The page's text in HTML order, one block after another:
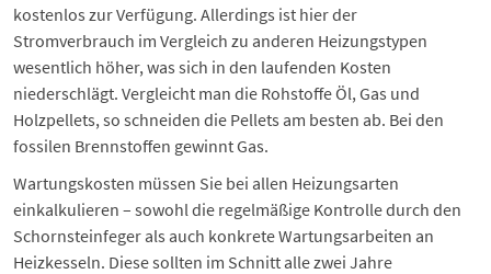
kostenlos zur Verfügung. Allerdings ist hier der
Stromverbrauch im Vergleich zu anderen Heizungstypen
wesentlich höher, was sich in den laufenden Kosten
niederschlägt. Vergleicht man die Rohstoffe Öl, Gas und
Holzpellets, so schneiden die Pellets am besten ab. Bei den
fossilen Brennstoffen gewinnt Gas.
Wartungskosten müssen Sie bei allen Heizungsarten
einkalkulieren – sowohl die regelmäßige Kontrolle durch den
Schornsteinfeger als auch konkrete Wartungsarbeiten an
Heizkesseln. Diese sollten im Schnitt alle zwei Jahre